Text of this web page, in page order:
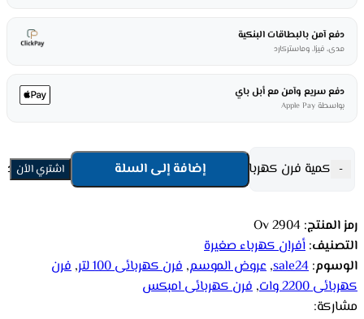
دفع آمن بالبطاقات البنكية
مدى، فيزا، وماستركارد
دفع سريع وآمن مع أبل باي
بواسطة Apple Pay
- كمية فرن كهربائي 100 لتر امبكس مع شواية 2200 وات - أسود إضافة إلى السلة اشتري الأن
رمز المنتج: Ov 2904
التصنيف: أفران كهرباء صغيرة
الوسوم: sale24
, عروض الموسم, فرن كهربائى 100 لتر , فرن
كهربائى 2200 وات
, فرن كهربائى امبكس
مشاركة: